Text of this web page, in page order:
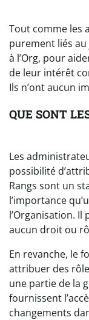
Tout comme les
purement liés
à l’Org, pour
de leur intérêt
Ils n’ont aucun
QUE SONT
Les
possibilité
Rangs sont un
l’importance
l’Organisation.
aucun droit ou
En revanche, le
attribuer des
une partie de la
fournissent
changements